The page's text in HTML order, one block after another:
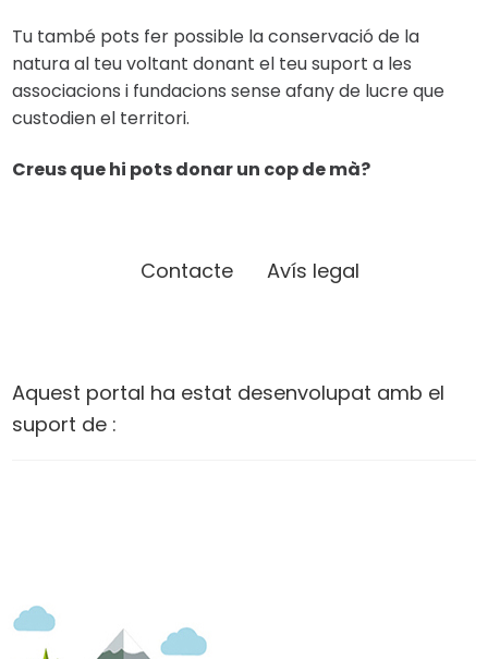
Tu també pots fer possible la conservació de la
natura al teu voltant donant el teu suport a les
associacions i fundacions sense afany de lucre que
custodien el territori.
Creus que hi pots donar un cop de mà?
Contacte Avís legal
Aquest portal ha estat desenvolupat amb el
suport de :